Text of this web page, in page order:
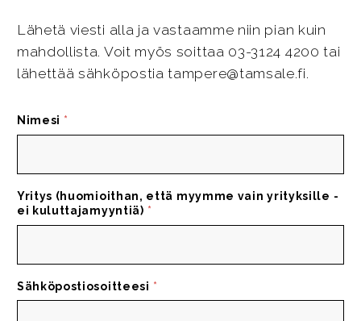
Lähetä viesti alla ja vastaamme niin pian kuin
mahdollista. Voit myös soittaa 03-3124 4200 tai
lähettää sähköpostia tampere@tamsale.fi.
Nimesi *
Yritys (huomioithan, että myymme vain yrityksille -
ei kuluttajamyyntiä) *
Sähköpostiosoitteesi *